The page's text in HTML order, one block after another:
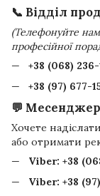
📞 Відділ
(Телефонуйте
професійної
+38 (068)
+38 (97) 677-
💬
Хочете
або отримати
Viber: +38
Viber: +38